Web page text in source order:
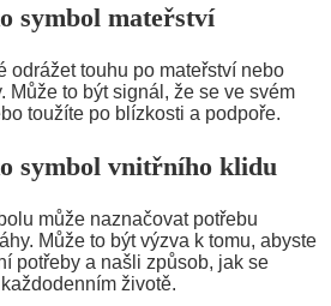
symbol mateřství
odrážet touhu po mateřství nebo
Může to být signál, že se ve svém
toužíte po blízkosti a podpoře.
symbol vnitřního klidu
může naznačovat potřebu
Může to být výzva k tomu, abyste
potřeby a našli způsob, jak se
životě.